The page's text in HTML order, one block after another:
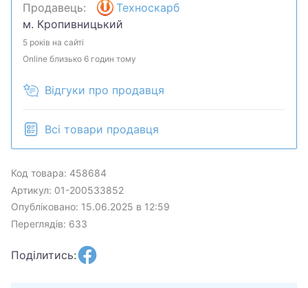
Продавець:
Техноскарб
м. Кропивницький
5 років на сайті
Online близько 6 годин тому
Відгуки про продавця
Всі товари продавця
Код товара: 458684
Артикул: 01-200533852
Опубліковано: 15.06.2025 в 12:59
Переглядів: 633
Поділитись: